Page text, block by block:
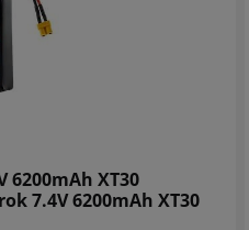
6200mAh XT30
7.4V 6200mAh XT30